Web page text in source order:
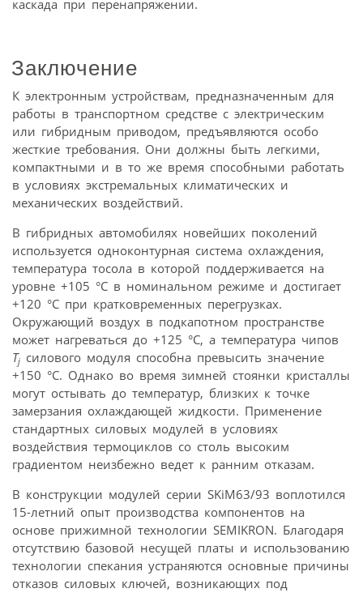
каскада при перенапряжении.
Заключение
К электронным устройствам, предназначенным для
работы в транспортном средстве с электрическим
или гибридным приводом, предъявляются особо
жесткие требования. Они должны быть легкими,
компактными и в то же время способными работать
в условиях экстремальных климатических и
механических воздействий.
В гибридных автомобилях новейших поколений
используется одноконтурная система охлаждения,
температура тосола в которой поддерживается на
уровне +105 °С в номинальном режиме и достигает
+120 °С при кратковременных перегрузках.
Окружающий воздух в подкапотном пространстве
может нагреваться до +125 °С, а температура чипов
Tj силового модуля способна превысить значение
+150 °С. Однако во время зимней стоянки кристаллы
могут остывать до температур, близких к точке
замерзания охлаждающей жидкости. Применение
стандартных силовых модулей в условиях
воздействия термоциклов со столь высоким
градиентом неизбежно ведет к ранним отказам.
В конструкции модулей серии SKiM63/93 воплотился
15-летний опыт производства компонентов на
основе прижимной технологии SEMIKRON. Благодаря
отсутствию базовой несущей платы и использованию
технологии спекания устраняются основные причины
отказов силовых ключей, возникающих под